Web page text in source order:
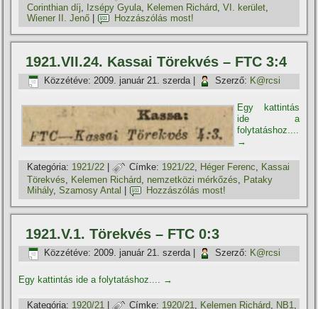
Corinthian dí­j
Izsépy Gyula Kelemen Richárd ,VI. kerület
Wiener II. Jenő
Hozzászólás most!
1921.VII.24. Kassai Törekvés – FTC 3:4
Közzétéve: 2009. január 21. szerda| Szerző: K@rcsi
Egy kattintás
ide a
folytatáshoz....
→
Kategória: 1921/22 | Címke: 1921/22, Héger Ferenc, Kassai
Törekvés
Kelemen Richárd nemzetközi mérkőzés
Pataky
Mihály,Szamosy Antal Hozzászólás most!
1921.V.1. Törekvés – FTC 0:3
Közzétéve: 2009. január 21. szerda| Szerző: K@rcsi
Egy kattintás ide a folytatáshoz.... →
Kategória: 1920/21 | Címke: 1920/21, Kelemen Richárd, NB1,